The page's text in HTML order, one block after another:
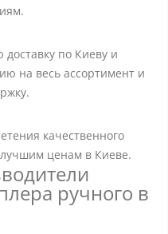
по Киеву и
на весь ассортимент и
качественного
ценам в Киеве.
ручного в